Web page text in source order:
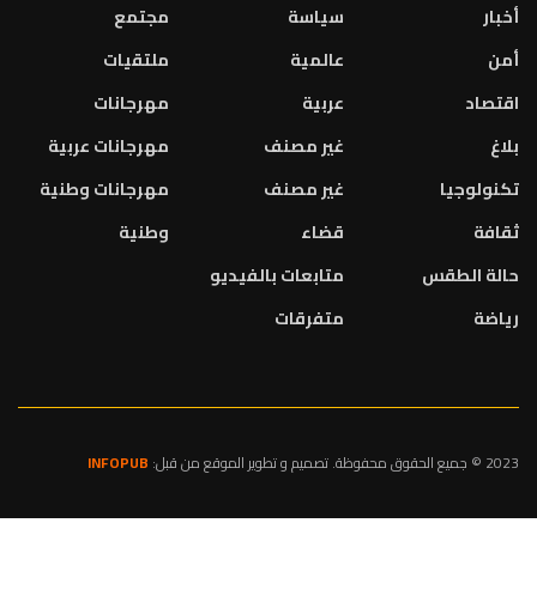
أخبار
أمن
اقتصاد
بلاغ
تكنولوجيا
ثقافة
حالة الطقس
رياضة
سياسة
عالمية
عربية
غير مصنف
غير مصنف
قضاء
متابعات بالفيديو
متفرقات
مجتمع
ملتقيات
مهرجانات
مهرجانات عربية
مهرجانات وطنية
وطنية
2023 © جميع الحقوق محفوظة. تصميم و تطوير الموقع من قبل: INFOPUB